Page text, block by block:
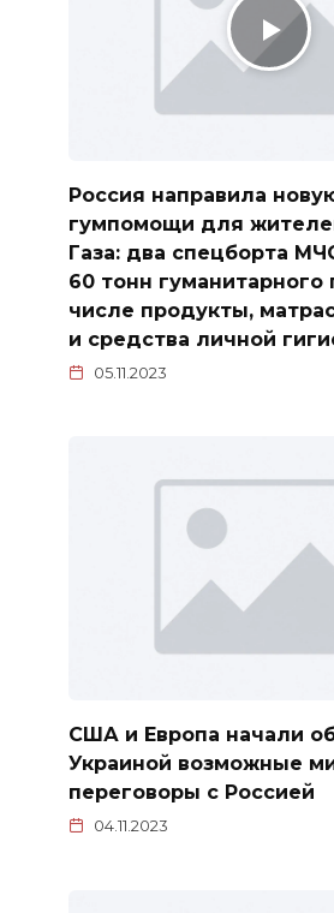
Россия направила
гумпомощи для
Газа: два спецборта
60 тонн гуманитарного
числе продукты,
и средства личной
05.11.2023
США и Европа начали
Украиной возможные
переговоры с Россией
04.11.2023